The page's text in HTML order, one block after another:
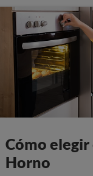
Cómo
Horno